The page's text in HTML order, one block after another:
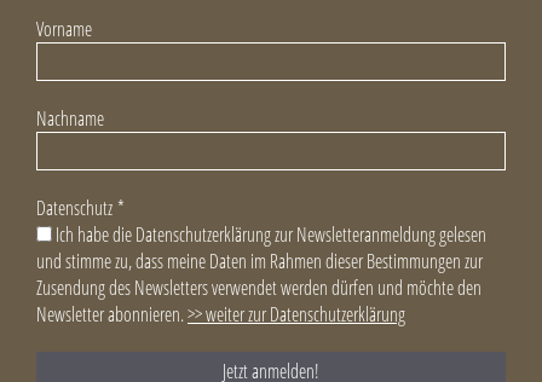
Vorname
Nachname
Datenschutz *
Ich habe die Datenschutzerklärung zur Newsletteranmeldung gelesen
und stimme zu, dass meine Daten im Rahmen dieser Bestimmungen zur
Zusendung des Newsletters verwendet werden dürfen und möchte den
Newsletter abonnieren.>> weiter zur Datenschutzerklärung